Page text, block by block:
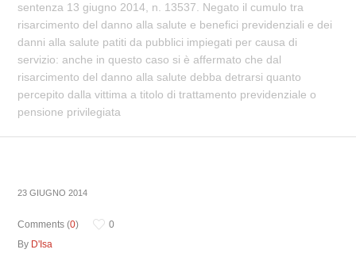
sentenza 13 giugno 2014, n. 13537. Negato il cumulo tra
risarcimento del danno alla salute e benefici previdenziali e dei
danni alla salute patiti da pubblici impiegati per causa di
servizio: anche in questo caso si è affermato che dal
risarcimento del danno alla salute debba detrarsi quanto
percepito dalla vittima a titolo di trattamento previdenziale o
pensione privilegiata
23 GIUGNO 2014
Comments (0)
0
By D'Isa